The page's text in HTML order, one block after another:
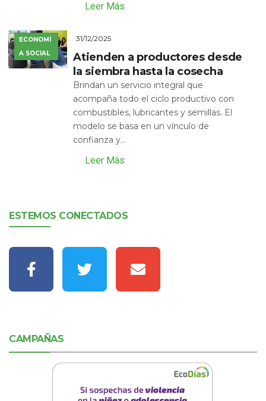
Leer Más
ECONOMÍ
A SOCIAL
31/12/2025
Atienden a productores desde
la siembra hasta la cosecha
Brindan un servicio integral que
acompaña todo el ciclo productivo con
combustibles, lubricantes y semillas. El
modelo se basa en un vínculo de
confianza y...
Leer Más
ESTEMOS CONECTADOS
CAMPAÑAS